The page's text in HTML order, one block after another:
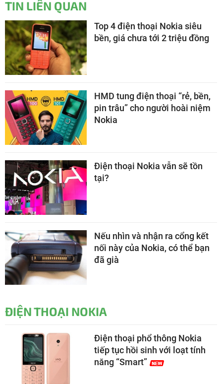
TIN LIÊN QUAN
Top 4 điện thoại Nokia siêu
bền, giá chưa tới 2 triệu đồng
HMD tung điện thoại “rẻ, bền,
pin trâu” cho người hoài niệm
Nokia
Điện thoại Nokia vẫn sẽ tồn
tại?
Nếu nhìn và nhận ra cổng kết
nối này của Nokia, có thể bạn
đã già
ĐIỆN THOẠI NOKIA
Điện thoại phổ thông Nokia
tiếp tục hồi sinh với loạt tính
năng “Smart”